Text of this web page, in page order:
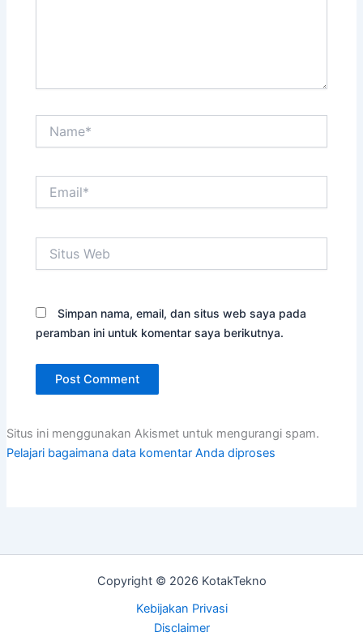
Web
Simpan nama, email, dan situs web saya pada
peramban ini untuk komentar saya berikutnya.
Situs ini menggunakan Akismet untuk mengurangi spam.
Pelajari bagaimana data komentar Anda diproses
Copyright © 2026 KotakTekno
Kebijakan Privasi
Disclaimer